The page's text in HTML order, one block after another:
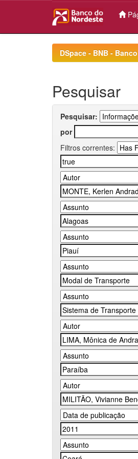
DSpace - BNB -
Pesquisar
Pesquisar:
por
Filtros correntes: